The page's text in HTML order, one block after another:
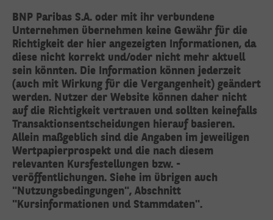
BNP Paribas S.A. oder mit ihr verbundene
Unternehmen übernehmen keine Gewähr für die
Richtigkeit der hier angezeigten Informationen, da
diese nicht korrekt und/oder nicht mehr aktuell
sein könnten. Die Information können jederzeit
(auch mit Wirkung für die Vergangenheit) geändert
werden. Nutzer der Website können daher nicht
auf die Richtigkeit vertrauen und sollten keinefalls
Transaktionsentscheidungen hierauf basieren.
Allein maßgeblich sind die Angaben im jeweiligen
Wertpapierprospekt und die nach diesem
relevanten Kursfestellungen bzw. -
veröffentlichungen. Siehe im übrigen auch
"Nutzungsbedingungen", Abschnitt
"Kursinformationen und Stammdaten".